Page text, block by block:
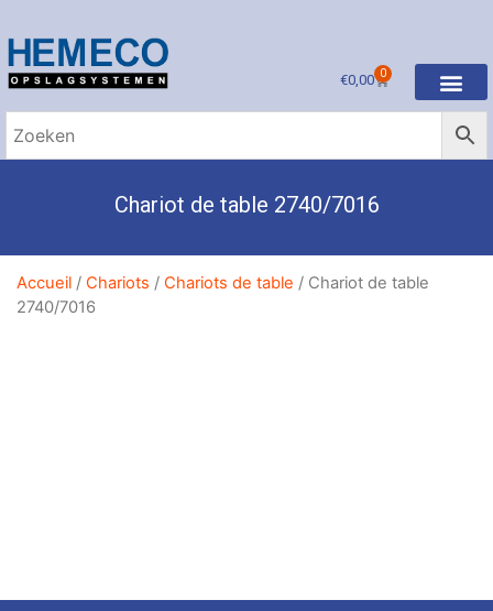
€0,00 0
Chariot de table 2740/7016
Accueil / Chariots / Chariots de table / Chariot de table
2740/7016